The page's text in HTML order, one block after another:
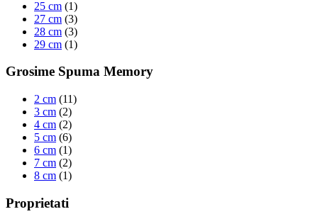
25 cm (1)
27 cm (3)
28 cm (3)
29 cm (1)
Grosime Spuma Memory
2 cm (11)
3 cm (2)
4 cm (2)
5 cm (6)
6 cm (1)
7 cm (2)
8 cm (1)
Proprietati